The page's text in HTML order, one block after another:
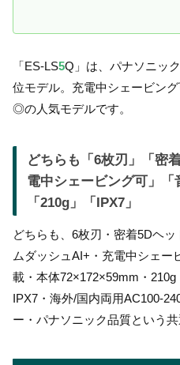
「ES-LS5Q」は、パナソニッ
位モデル。充電中シェービン
◎の人気モデルです。
どちらも「6枚刃」「密
電中シェービング可」「
「210g」「IPX7」
どちらも、6枚刃・密着5Dヘ
ムダッシュAI+・充電中シェー
載・本体72×172×59mm・210g
IPX7・海外/国内両用AC100-
ー・パナソニック品質という共